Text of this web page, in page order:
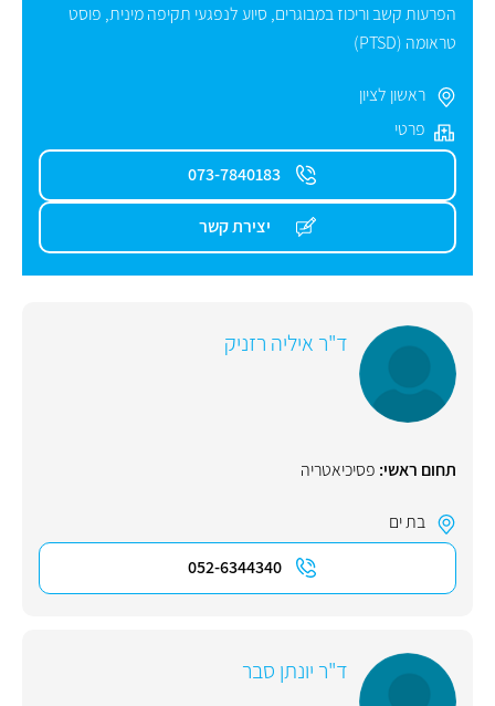
הפרעות קשב וריכוז במבוגרים, סיוע לנפגעי תקיפה מינית, פוסט
טראומה (PTSD)
ראשון לציון
פרטי
073-7840183
יצירת קשר
ד"ר איליה רזניק
תחום ראשי: פסיכיאטריה
בת ים
052-6344340
ד"ר יונתן סבר